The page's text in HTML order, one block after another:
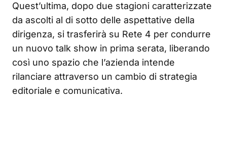
Quest’ultima, dopo due stagioni caratterizzate
da ascolti al di sotto delle aspettative della
dirigenza, si trasferirà su Rete 4 per condurre
un nuovo talk show in prima serata, liberando
così uno spazio che l’azienda intende
rilanciare attraverso un cambio di strategia
editoriale e comunicativa.